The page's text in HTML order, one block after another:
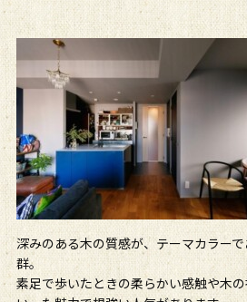
深みのある木の質感が、テーマカラー
群。
素足で歩いたときの柔らかい感触や木